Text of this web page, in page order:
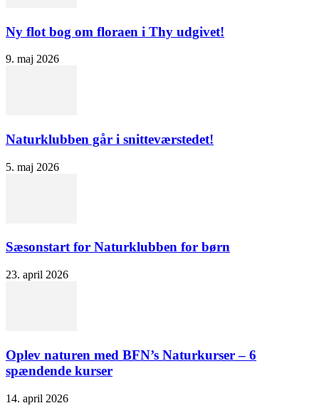
Ny flot bog om floraen i Thy udgivet!
9. maj 2026
Naturklubben går i snitteværstedet!
5. maj 2026
Sæsonstart for Naturklubben for børn
23. april 2026
Oplev naturen med BFN’s Naturkurser – 6
spændende kurser
14. april 2026